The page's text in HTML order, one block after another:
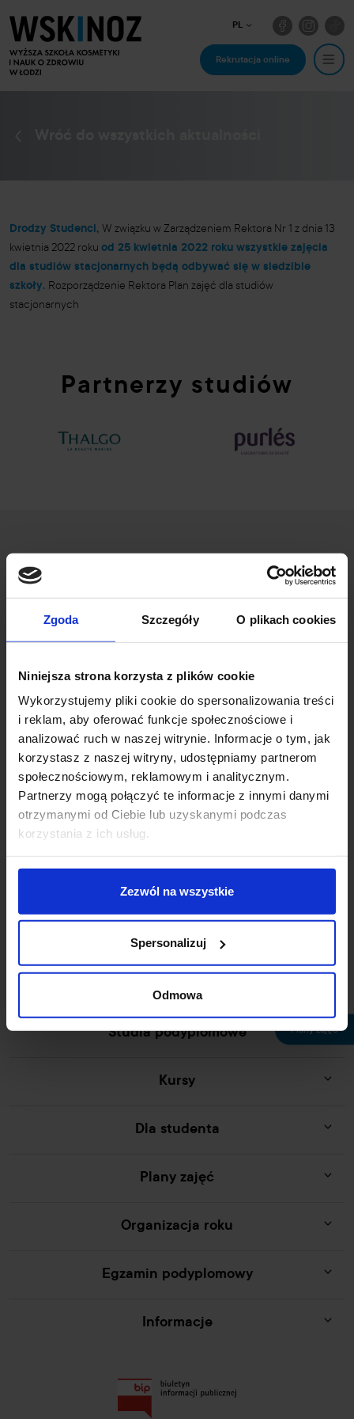
Zgoda Szczegóły O plikach cookies
Niniejsza strona korzysta z plików cookie
Wykorzystujemy pliki cookie do spersonalizowania treści
i reklam, aby oferować funkcje społecznościowe i
analizować ruch w naszej witrynie. Informacje o tym, jak
korzystasz z naszej witryny, udostępniamy partnerom
społecznościowym, reklamowym i analitycznym.
Partnerzy mogą połączyć te informacje z innymi danymi
otrzymanymi od Ciebie lub uzyskanymi podczas
korzystania z ich usług.
Zezwól na wszystkie
Spersonalizuj
Odmowa
PL
Rekrutacja online
Drodzy Studenci, W związku w Zarządzeniem Rektora Nr 1 z dnia 13
kwietnia 2022 roku od 25 kwietnia 2022 roku wszystkie zajęcia
dla studiów stacjonarnych będą odbywać się w siedzibie
szkoły. Rozporządzenie Rektora Plan zajęć dla studiów
stacjonarnych
Partnerzy studiów
Plany zajęć
NIP: 7272736397
+48 42 687 00 44
uczelnia@wskinfo.pl
Studia licencjackie
Studia skrócone
Studia podyplomowe
Kursy
Dla studenta
Plany zajęć
Organizacja roku
Egzamin podyplomowy
Informacje